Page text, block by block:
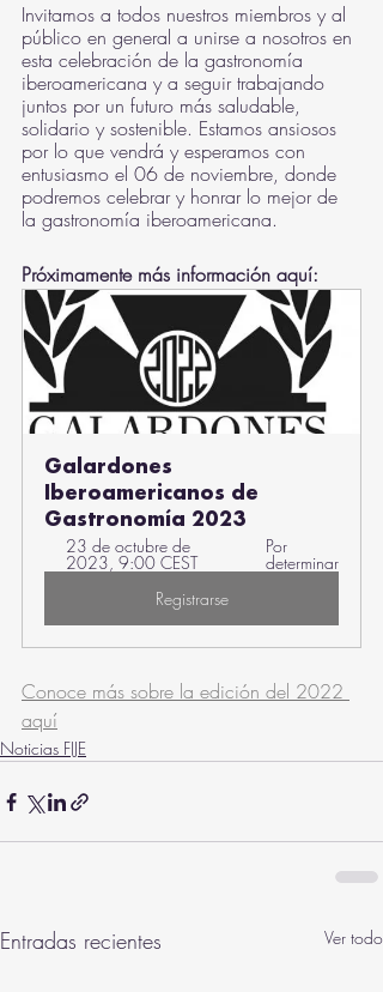
Invitamos a todos nuestros miembros y al
público en general a unirse a nosotros en
esta celebración de la gastronomía
iberoamericana y a seguir trabajando
juntos por un futuro más saludable,
solidario y sostenible. Estamos ansiosos
por lo que vendrá y esperamos con
entusiasmo el 06 de noviembre, donde
podremos celebrar y honrar lo mejor de
la gastronomía iberoamericana.
Próximamente más información aquí:
Galardones
Iberoamericanos de
Gastronomía 2023
23 de octubre de
2023, 9:00 CEST
Por
determinar
Registrarse
Conoce más sobre la edición del 2022
aquí
Noticias FIJE
Entradas recientes Ver todo